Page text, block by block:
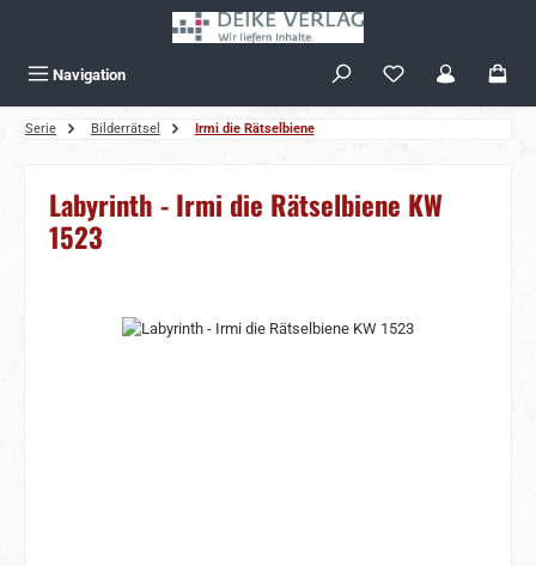
Navigation
Serie Bilderrätsel Irmi die Rätselbiene
Labyrinth - Irmi die Rätselbiene KW
1523
Bildergalerie überspringen